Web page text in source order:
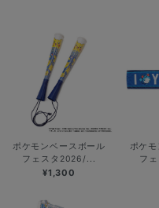
ポケモンベースボール
フェスタ2026/...
¥1,300
ポケ
フ